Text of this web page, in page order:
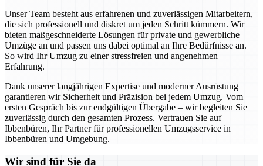
Unser Team besteht aus erfahrenen und zuverlässigen Mitarbeitern,
die sich professionell und diskret um jeden Schritt kümmern. Wir
bieten maßgeschneiderte Lösungen für private und gewerbliche
Umzüge an und passen uns dabei optimal an Ihre Bedürfnisse an.
So wird Ihr Umzug zu einer stressfreien und angenehmen
Erfahrung.
Dank unserer langjährigen Expertise und moderner Ausrüstung
garantieren wir Sicherheit und Präzision bei jedem Umzug. Vom
ersten Gespräch bis zur endgültigen Übergabe – wir begleiten Sie
zuverlässig durch den gesamten Prozess. Vertrauen Sie auf
Ibbenbüren, Ihr Partner für professionellen Umzugsservice in
Ibbenbüren und Umgebung.
Wir sind für Sie da